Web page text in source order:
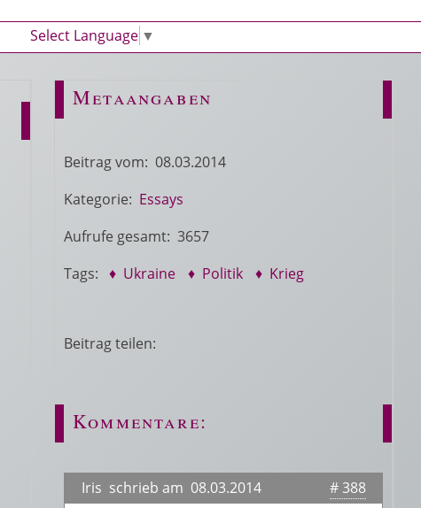
Select Language ▼
Metaangaben
Beitrag vom: 08.03.2014
Kategorie: Essays
Aufrufe gesamt: 3657
Tags: ♦ Ukraine ♦ Politik ♦ Krieg
Beitrag teilen:
Kommentare:
Iris schrieb am 08.03.2014
# 388